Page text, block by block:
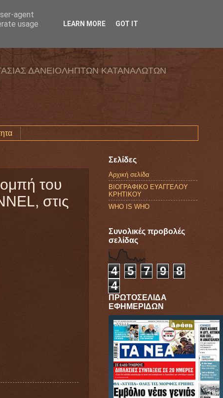
ΔΑΝΕΙΟΛΗΠΤΩΝ ΚΑΤΑΝΑΛΩΤΩΝ
του
στις
Σελίδες
Αρχική σελίδα
ΒΙΟΓΡΑΦΙΚΟ ΕΥΑΓΓΕΛΟΥ
ΚΡΗΤΙΚΟΥ
WHO IS WHO
Συνολικές προβολές
σελίδας
4 5 7 9
8
4
ΠΡΩΤΟΣΕΛΙΔΑ
ΕΦΗΜΕΡΙΔΩΝ
agent
usage
LEARN MORE GOT IT